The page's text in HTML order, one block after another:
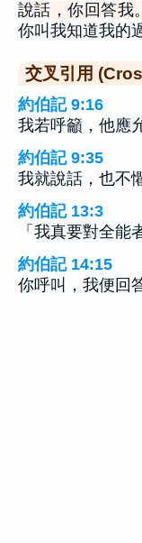
說話，你回答我。
你叫我知道我的
交叉引用
約伯記 9:16
我若呼籲，他應
約伯記 9:35
我就說話，也不
約伯記 13:3
「我真要對全能
約伯記 14:15
你呼叫，我便回